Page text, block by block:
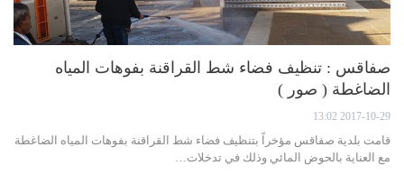
صفاقس : تنظيف فضاء شط القراقنة بفوهات المياه
الضاغطة ( صور )
2017-10-29 13:02
قامت بلدية صفاقس مؤخراً بتنظيف فضاء شط القراقنة بفوهات المياه الضاغطة
مع العناية بالحوض المائي وذلك في تدخلات…